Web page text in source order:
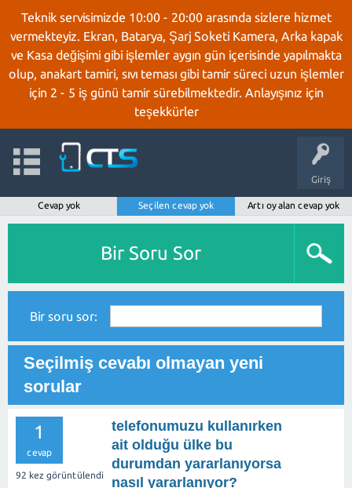
Teknik servisimizde 10:00 - 20:00 arasında sizlere hizmet
vermekteyiz. Ekran, Batarya, Şarj Soketi Kamera, Arka kapak
ve Kasa değişimi gibi işlemler aygın gün içerisinde yapılmakta
olup, anakart tamiri, sıvı teması gibi tamir süreci uzun işlemler
için 2 - 5 iş günü tamir sürebilmektedir. Anlayışınız için
teşekkürler
Giriş
Cevap yok Seçilen cevap yok Artı oy alan cevap yok
Bir Soru Sor
Bir soru sor:
Seçilmiş cevabı olmayan yeni
sorular
1
cevap
92 kez görüntülendi
telefonumuzu kullanırken
ait olduğu ülke bu
durumdan yararlanıyorsa
nasıl yararlanıyor?